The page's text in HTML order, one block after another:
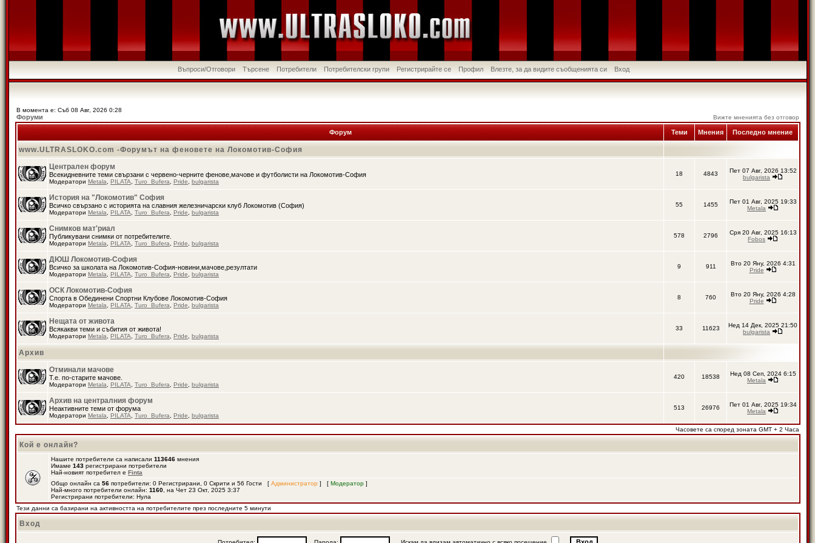
Въпроси/Отговори Търсене Потребители Потребителски групи Регистрирайте се Профил Влезте, за да видите съобщенията си Вход
В момента е: Съб 08 Авг, 2026 0:28
Форуми Вижте мненията без отговор
Форум Теми Мнения Последно мнение
www.ULTRASLOKO.com -Форумът на феновете на Локомотив-София
Централен форум
Всекидневните теми свързани с червено-черните фенове,мачове и футболисти на Локомотив-София
Модератори Metala PILATA Turo_Bufera Pride bulgarista
18 4843
Пет 07 Авг, 2026 13:52
bulgarista
История на "Локомотив" София
Всичко свързано с историята на славния железничарски клуб Локомотив (София)
Модератори Metala PILATA Turo_Bufera Pride bulgarista
55 1455
Пет 01 Авг, 2025 19:33
Metala
Снимков мат'риал
Публикувани снимки от потребителите.
Модератори Metala PILATA Turo_Bufera Pride bulgarista
578 2796
Сря 20 Авг, 2025 16:13
Fobos
ДЮШ Локомотив-София
Всичко за школата на Локомотив-София-новини,мачове,резултати
Модератори Metala PILATA Turo_Bufera Pride bulgarista
9 911
Вто 20 Яну, 2026 4:31
Pride
ОСК Локомотив-София
Спорта в Обединени Спортни Клубове Локомотив-София
Модератори Metala PILATA Turo_Bufera Pride bulgarista
8 760
Вто 20 Яну, 2026 4:28
Pride
Нещата от живота
Всякакви теми и събития от живота!
Модератори Metala PILATA Turo_Bufera Pride bulgarista
33 11623
Нед 14 Дек, 2025 21:50
bulgarista
Архив
Отминали мачове
Т.е. по-старите мачове.
Модератори Metala PILATA Turo_Bufera Pride bulgarista
420 18538
Нед 08 Сеп, 2024 6:15
Metala
Архив на централния форум
Неактивните теми от форума
Модератори Metala PILATA Turo_Bufera Pride bulgarista
513 26976
Пет 01 Авг, 2025 19:34
Metala
Часовете са според зоната GMT + 2 Часа
Кой е онлайн?
Нашите потребители са написали 113646 мнения
Имаме 143 регистрирани потребители
Най-новият потребител е Finta
Общо онлайн са 56 потребители: 0 Регистрирани, 0 Скрити и 56 Гости [ Администратор ] [ Модератор ]
Най-много потребители онлайн: 1160 , на Чет 23 Окт, 2025 3:37
Регистрирани потребители: Нула
Тези данни са базирани на активността на потребителите през последните 5 минути
Вход